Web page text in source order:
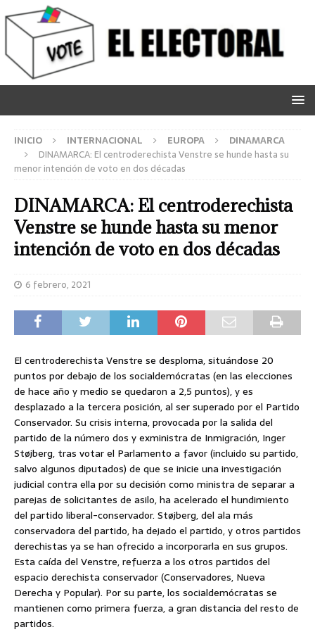
INICIO INTERNACIONAL EUROPA
DINAMARCA
DINAMARCA: El centroderechista Venstre se hunde hasta su
menor intención de voto en dos décadas
DINAMARCA: El centroderechista
Venstre se hunde hasta su menor
intención de voto en dos décadas
6 febrero, 2021
El centroderechista Venstre se desploma, situándose 20
puntos por debajo de los socialdemócratas (en las elecciones
de hace año y medio se quedaron a 2,5 puntos), y es
desplazado a la tercera posición, al ser superado por el Partido
Conservador. Su crisis interna, provocada por la salida del
partido de la número dos y exministra de Inmigración, Inger
Støjberg, tras votar el Parlamento a favor (incluido su partido,
salvo algunos diputados) de que se inicie una investigación
judicial contra ella por su decisión como ministra de separar a
parejas de solicitantes de asilo, ha acelerado el hundimiento
del partido liberal-conservador. Støjberg, del ala más
conservadora del partido, ha dejado el partido, y otros partidos
derechistas ya se han ofrecido a incorporarla en sus grupos.
Esta caída del Venstre, refuerza a los otros partidos del
espacio derechista conservador (Conservadores, Nueva
Derecha y Popular). Por su parte, los socialdemócratas se
mantienen como primera fuerza, a gran distancia del resto de
partidos.